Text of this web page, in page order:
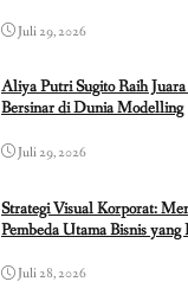
Juli 29, 2026
Aliya Putri Sugito Raih
Bersinar di Dunia Modelling
Juli 29, 2026
Strategi Visual Korporat:
Pembeda Utama Bisnis
Juli 28, 2026